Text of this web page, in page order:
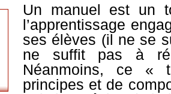
Un manuel est un
l’apprentissage
ses élèves (il ne se
ne suffit pas à
Néanmoins, ce «
principes et de